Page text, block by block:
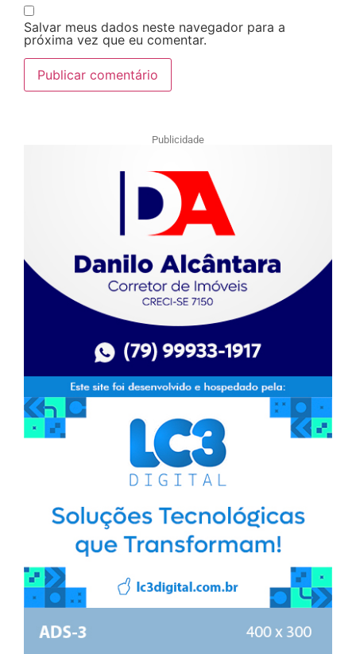
Salvar meus dados neste navegador para a
próxima vez que eu comentar.
Publicidade